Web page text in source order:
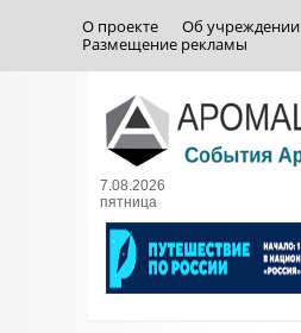
О проекте Об учреждении
Размещение рекламы
7.08.2026
пятница